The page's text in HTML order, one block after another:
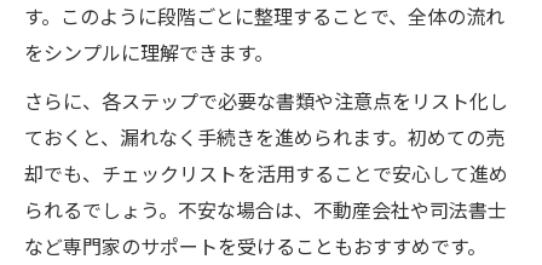
す。このように段階ごとに整理することで、全体の流れ
をシンプルに理解できます。
さらに、各ステップで必要な書類や注意点をリスト化し
ておくと、漏れなく手続きを進められます。初めての売
却でも、チェックリストを活用することで安心して進め
られるでしょう。不安な場合は、不動産会社や司法書士
など専門家のサポートを受けることもおすすめです。